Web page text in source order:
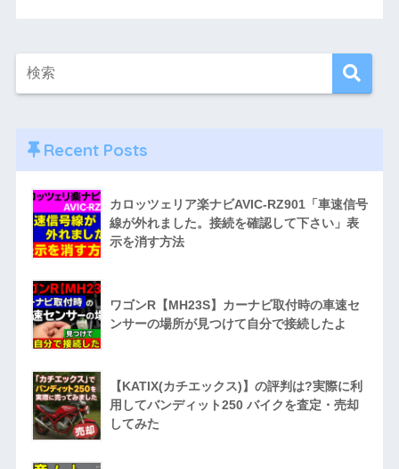
Recent Posts
カロッツェリア楽ナビAVIC-RZ901「車速信号
線が外れました。接続を確認して下さい」表
示を消す方法
ワゴンR【MH23S】カーナビ取付時の車速セ
ンサーの場所が見つけて自分で接続したよ
【KATIX(カチエックス)】の評判は?実際に利
用してバンディット250 バイクを査定・売却
してみた